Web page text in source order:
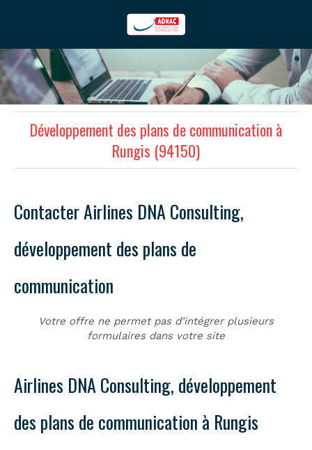
Développement des plans de communication à
Rungis (94150)
Contacter Airlines DNA Consulting,
développement des plans de
communication
Votre offre ne permet pas d’intégrer plusieurs
formulaires dans votre site
Airlines DNA Consulting, développement
des plans de communication à Rungis